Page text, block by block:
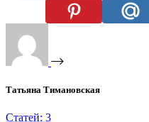
Татьяна Тимановская
Статей: 3